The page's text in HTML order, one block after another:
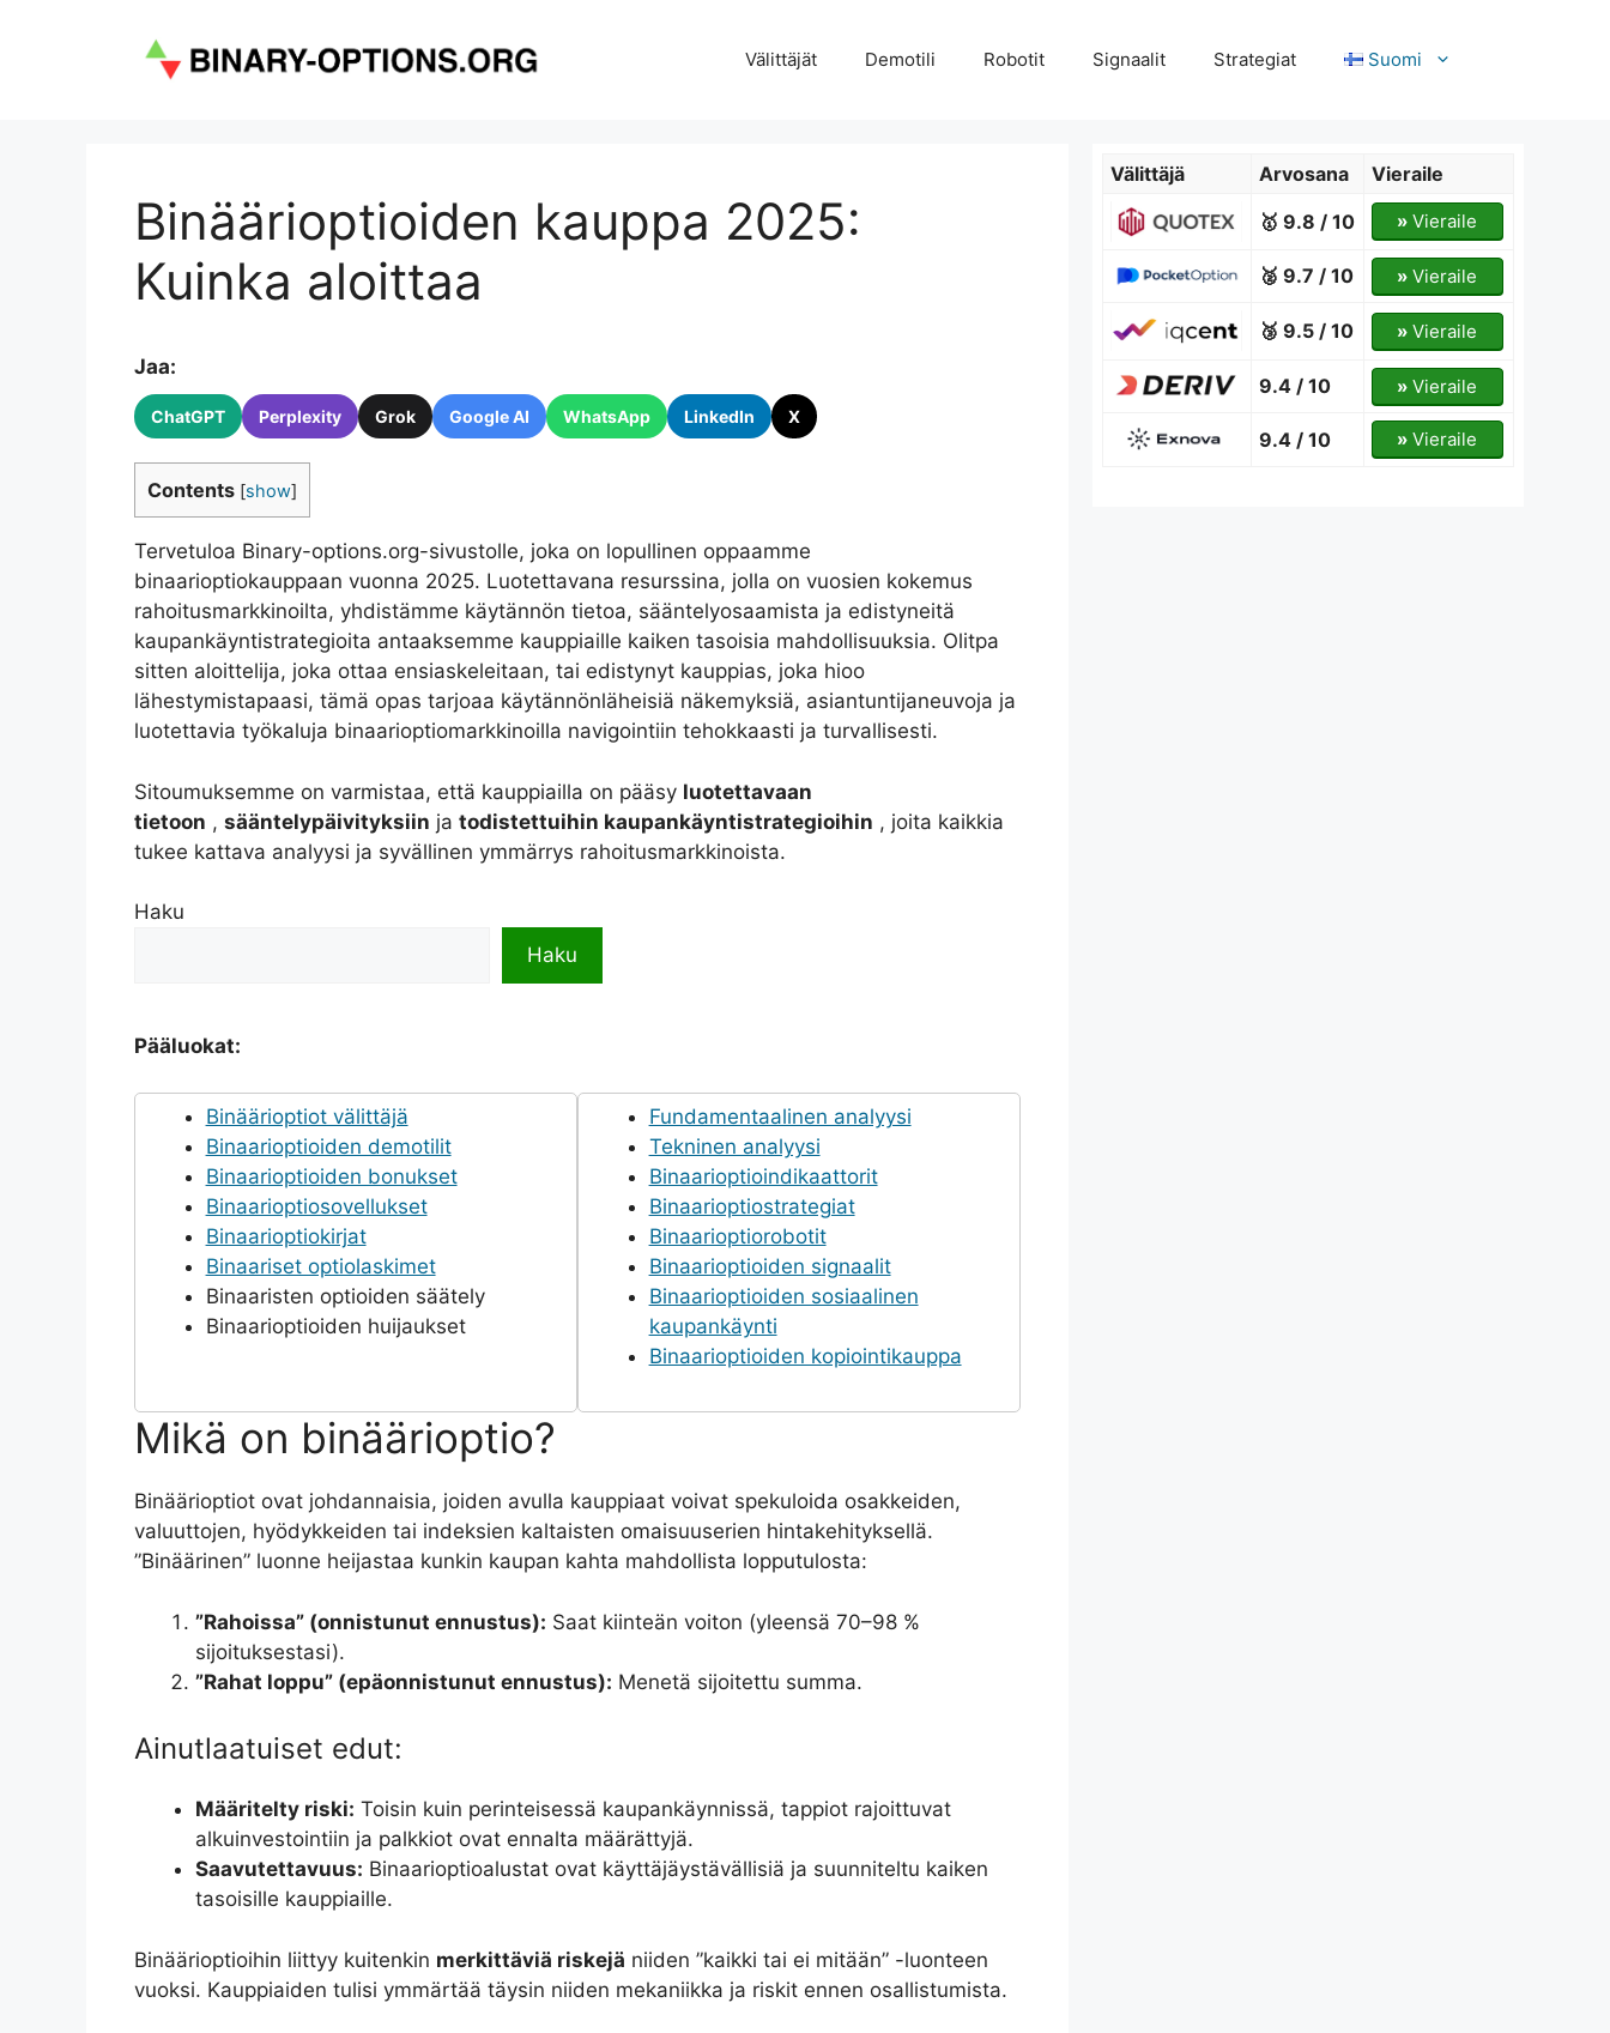
Välittäjät Demotili Robotit Signaalit Strategiat Suomi
Binäärioptioiden kauppa 2025:
Kuinka aloittaa
Jaa:
ChatGPT Perplexity Grok Google AI WhatsApp LinkedIn X
Contents [show]
Tervetuloa Binary-options.org-sivustolle, joka on lopullinen oppaamme
binaarioptiokauppaan vuonna 2025. Luotettavana resurssina, jolla on vuosien kokemus
rahoitusmarkkinoilta, yhdistämme käytännön tietoa, sääntelyosaamista ja edistyneitä
kaupankäyntistrategioita antaaksemme kauppiaille kaiken tasoisia mahdollisuuksia. Olitpa
sitten aloittelija, joka ottaa ensiaskeleitaan, tai edistynyt kauppias, joka hioo
lähestymistapaasi, tämä opas tarjoaa käytännönläheisiä näkemyksiä, asiantuntijaneuvoja ja
luotettavia työkaluja binaarioptiomarkkinoilla navigointiin tehokkaasti ja turvallisesti.
Sitoumuksemme on varmistaa, että kauppiailla on pääsy luotettavaan
tietoon , sääntelypäivityksiin ja todistettuihin kaupankäyntistrategioihin , joita kaikkia
tukee kattava analyysi ja syvällinen ymmärrys rahoitusmarkkinoista.
Haku
Haku
Pääluokat:
Binäärioptiot välittäjä
Binaarioptioiden demotilit
Binaarioptioiden bonukset
Binaarioptiosovellukset
Binaarioptiokirjat
Binaariset optiolaskimet
Binaaristen optioiden säätely
Binaarioptioiden huijaukset
Fundamentaalinen analyysi
Tekninen analyysi
Binaarioptioindikaattorit
Binaarioptiostrategiat
Binaarioptiorobotit
Binaarioptioiden signaalit
Binaarioptioiden sosiaalinen
kaupankäynti
Binaarioptioiden kopiointikauppa
Mikä on binäärioptio?
Binäärioptiot ovat johdannaisia, joiden avulla kauppiaat voivat spekuloida osakkeiden,
valuuttojen, hyödykkeiden tai indeksien kaltaisten omaisuuserien hintakehityksellä.
”Binäärinen” luonne heijastaa kunkin kaupan kahta mahdollista lopputulosta:
”Rahoissa” (onnistunut ennustus): Saat kiinteän voiton (yleensä 70–98 %
sijoituksestasi).
”Rahat loppu” (epäonnistunut ennustus): Menetä sijoitettu summa.
Ainutlaatuiset edut:
Määritelty riski: Toisin kuin perinteisessä kaupankäynnissä, tappiot rajoittuvat
alkuinvestointiin ja palkkiot ovat ennalta määrättyjä.
Saavutettavuus: Binaarioptioalustat ovat käyttäjäystävällisiä ja suunniteltu kaiken
tasoisille kauppiaille.
Binäärioptioihin liittyy kuitenkin merkittäviä riskejä niiden ”kaikki tai ei mitään” -luonteen
vuoksi. Kauppiaiden tulisi ymmärtää täysin niiden mekaniikka ja riskit ennen osallistumista.
Välittäjä Arvosana
Vieraile
🥇 9.8 / 10
» Vieraile
🥈 9.7 / 10 » Vieraile
🥉 9.5 / 10 » Vieraile
9.4 / 10 » Vieraile
9.4 / 10 » Vieraile